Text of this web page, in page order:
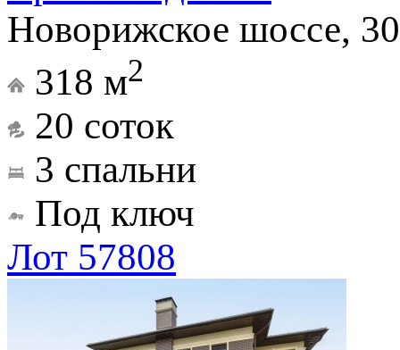
Новорижское шоссе,
318 м2
20 соток
3 спальни
Под ключ
Лот 57808